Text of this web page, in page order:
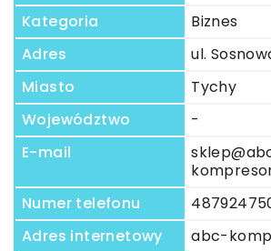
Kategoria
Biznes
Adres
ul.
Miasto
Tychy
Województwo
-
E-mail
Numer telefonu
Adres internetowy
abc-